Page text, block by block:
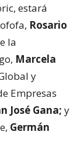
estará
Rosario
la
Marcela
y
Empresas
José Gana; y
Germán